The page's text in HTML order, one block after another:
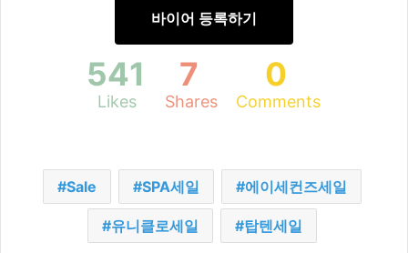
바이어 등록하기
541
Likes
7
Shares
0
Comments
Sale SPA세일 에이세컨즈세일
유니클로세일 탑텐세일